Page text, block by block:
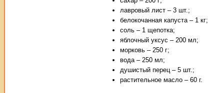
лавровый лист – 3 шт.;
белокочанная капуста – 1 кг;
соль – 1 щепотка;
яблочный уксус – 200 мл;
морковь – 250 г;
вода – 250 мл;
душистый перец – 5 шт.;
растительное масло – 60 г.